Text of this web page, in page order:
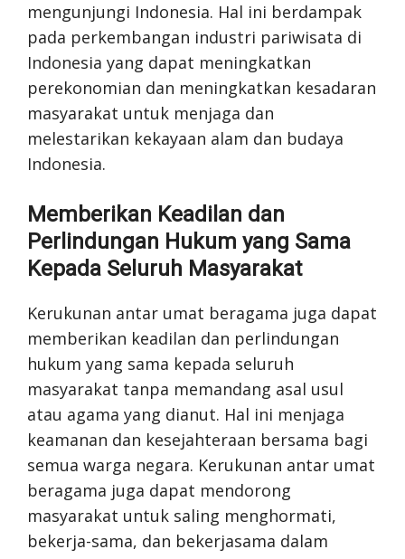
mengunjungi Indonesia. Hal ini berdampak
pada perkembangan industri pariwisata di
Indonesia yang dapat meningkatkan
perekonomian dan meningkatkan kesadaran
masyarakat untuk menjaga dan
melestarikan kekayaan alam dan budaya
Indonesia.
Memberikan Keadilan dan
Perlindungan Hukum yang Sama
Kepada Seluruh Masyarakat
Kerukunan antar umat beragama juga dapat
memberikan keadilan dan perlindungan
hukum yang sama kepada seluruh
masyarakat tanpa memandang asal usul
atau agama yang dianut. Hal ini menjaga
keamanan dan kesejahteraan bersama bagi
semua warga negara. Kerukunan antar umat
beragama juga dapat mendorong
masyarakat untuk saling menghormati,
bekerja-sama, dan bekerjasama dalam